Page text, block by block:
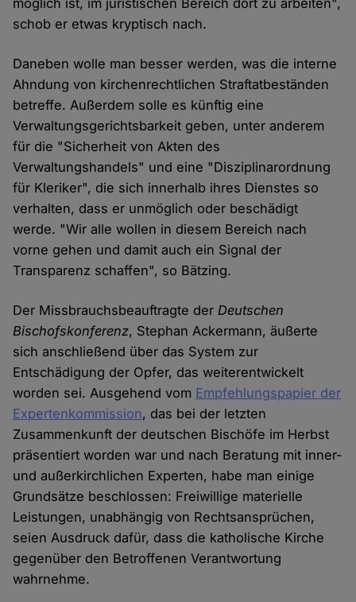
möglich ist, im juristischen Bereich dort zu arbeiten",
schob er etwas kryptisch nach.
Daneben wolle man besser werden, was die interne
Ahndung von kirchenrechtlichen Straftatbeständen
betreffe. Außerdem solle es künftig eine
Verwaltungsgerichtsbarkeit geben, unter anderem
für die "Sicherheit von Akten des
Verwaltungshandels" und eine "Disziplinarordnung
für Kleriker", die sich innerhalb ihres Dienstes so
verhalten, dass er unmöglich oder beschädigt
werde. "Wir alle wollen in diesem Bereich nach
vorne gehen und damit auch ein Signal der
Transparenz schaffen", so Bätzing.
Der Missbrauchsbeauftragte derDeutschen
Bischofskonferenz, Stephan Ackermann, äußerte
sich anschließend über das System zur
Entschädigung der Opfer, das weiterentwickelt
worden sei. Ausgehend vom Empfehlungspapier der
Expertenkommission, das bei der letzten
Zusammenkunft der deutschen Bischöfe im Herbst
präsentiert worden war und nach Beratung mit inner-
und außerkirchlichen Experten, habe man einige
Grundsätze beschlossen: Freiwillige materielle
Leistungen, unabhängig von Rechtsansprüchen,
seien Ausdruck dafür, dass die katholische Kirche
gegenüber den Betroffenen Verantwortung
wahrnehme.